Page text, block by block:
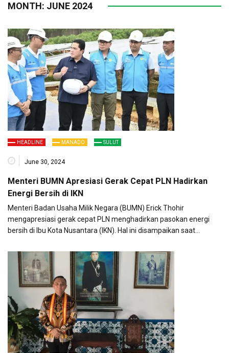
MONTH: JUNE 2024
HEADLINE MANADO SULUT
June 30, 2024
Menteri BUMN Apresiasi Gerak Cepat PLN Hadirkan
Energi Bersih di IKN
Menteri Badan Usaha Milik Negara (BUMN) Erick Thohir
mengapresiasi gerak cepat PLN menghadirkan pasokan energi
bersih di Ibu Kota Nusantara (IKN). Hal ini disampaikan saat…